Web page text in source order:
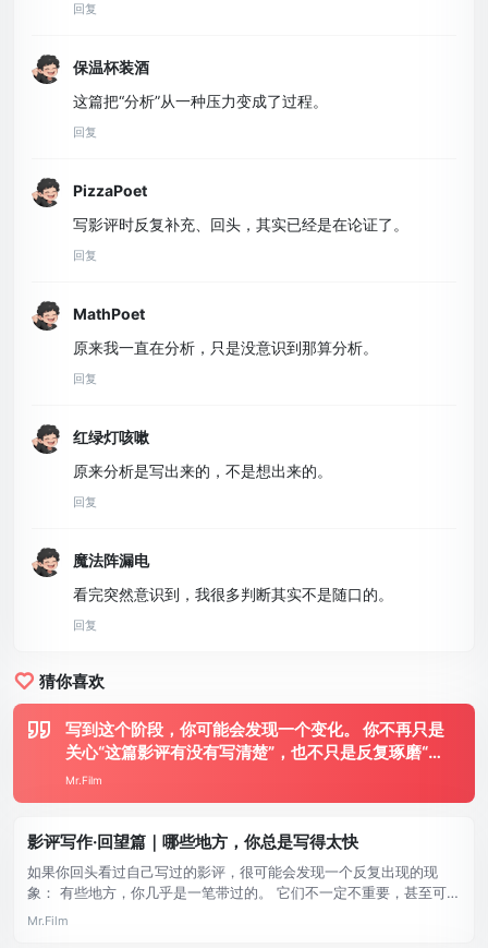
回复
保温杯装酒
这篇把“分析”从一种压力变成了过程。
回复
PizzaPoet
写影评时反复补充、回头，其实已经是在论证了。
回复
MathPoet
原来我一直在分析，只是没意识到那算分析。
回复
红绿灯咳嗽
原来分析是写出来的，不是想出来的。
回复
魔法阵漏电
看完突然意识到，我很多判断其实不是随口的。
回复
猜你喜欢
写到这个阶段，你可能会发现一个变化。 你不再只是
关心“这篇影评有没有写清楚”，也不只是反复琢磨“我
是不是用了合适的方法”。 有时候，你会突然意识到
另一件事： 有些影评，一看就知道是你写的。 风格，
Mr.Film
影评写作·回望篇｜哪些地方，你总是写得太快
如果你回头看过自己写过的影评，很可能会发现一个反复出现的现
象： 有些地方，你几乎是一笔带过的。 它们不一定不重要，甚至可能
正是你最有感觉的地方。只是你写到那里时，突然加快了速度。 写得
Mr.Film